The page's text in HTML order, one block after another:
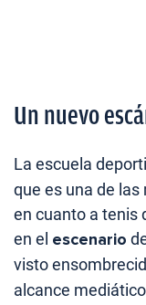
Un nuevo
La escuela
que es una de
en cuanto a tenis
en el escenario
visto
alcance